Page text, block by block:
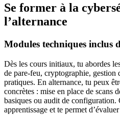
Se former à la
l’alternance
Modules techniques inclus
Dès les cours initiaux, tu abordes
de pare-feu, cryptographie, gestion
pratiques. En alternance, tu peux
concrètes : mise en place de scans
basiques ou audit de configuration.
apprentissage et te permet